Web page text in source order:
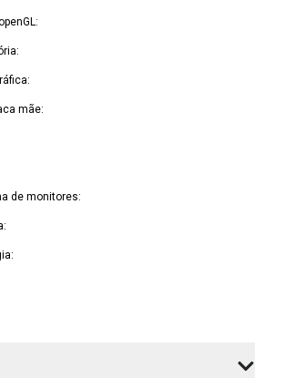
:
:
:
mãe:
de monitores:
:
: